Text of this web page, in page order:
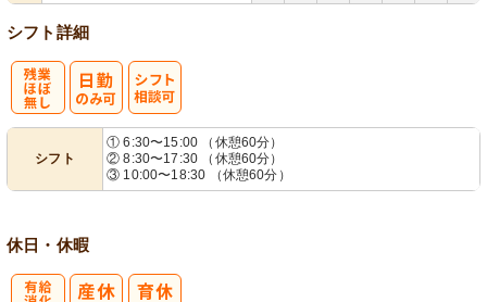
シフト詳細
シフト
① 6:30〜15:00 （休憩60分）
② 8:30〜17:30 （休憩60分）
③ 10:00〜18:30 （休憩60分）
休日・休暇